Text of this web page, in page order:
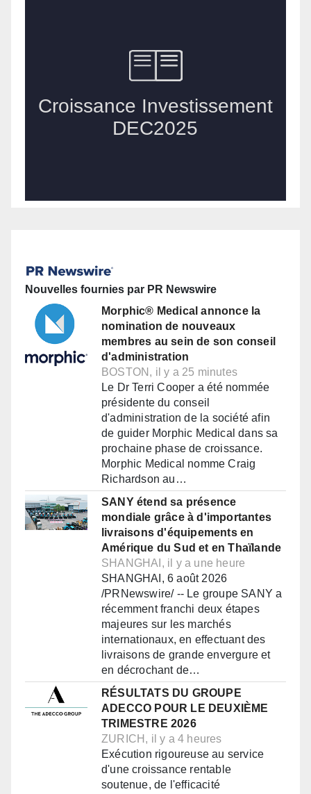
Nouvelles fournies par PR Newswire
Morphic® Medical annonce la
nomination de nouveaux
membres au sein de son conseil
d'administration
BOSTON, il y a 25 minutes
Le Dr Terri Cooper a été nommée
présidente du conseil
d'administration de la société afin
de guider Morphic Medical dans sa
prochaine phase de croissance.
Morphic Medical nomme Craig
Richardson au…
SANY étend sa présence
mondiale grâce à d'importantes
livraisons d'équipements en
Amérique du Sud et en Thaïlande
SHANGHAI, il y a une heure
SHANGHAI, 6 août 2026
/PRNewswire/ -- Le groupe SANY a
récemment franchi deux étapes
majeures sur les marchés
internationaux, en effectuant des
livraisons de grande envergure et
en décrochant de…
RÉSULTATS DU GROUPE
ADECCO POUR LE DEUXIÈME
TRIMESTRE 2026
ZURICH, il y a 4 heures
Exécution rigoureuse au service
d'une croissance rentable
soutenue, de l'efficacité